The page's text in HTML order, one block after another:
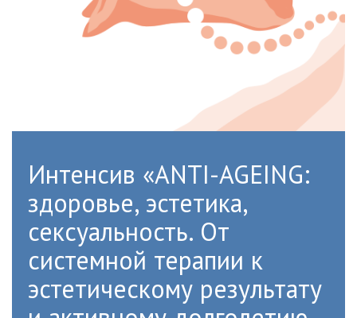
Интенсив «АNTI-AGEING:
здоровье, эстетика,
сексуальность. От
системной терапии к
эстетическому результату